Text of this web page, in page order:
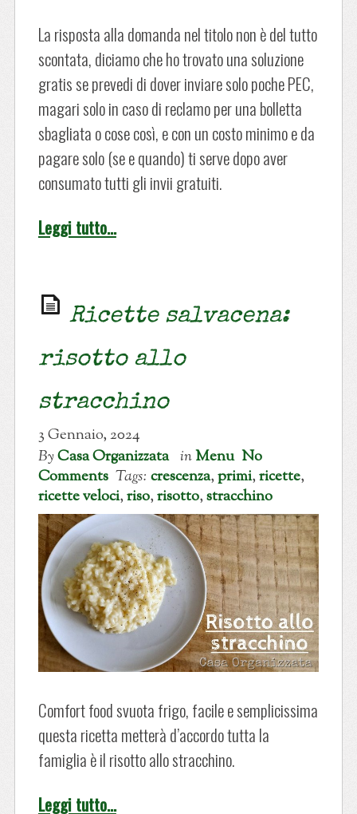
La risposta alla domanda nel titolo non è del tutto
scontata, diciamo che ho trovato una soluzione
gratis se prevedi di dover inviare solo poche PEC,
magari solo in caso di reclamo per una bolletta
sbagliata o cose così, e con un costo minimo e da
pagare solo (se e quando) ti serve dopo aver
consumato tutti gli invii gratuiti.
Leggi tutto…
Ricette salvacena:
risotto allo
stracchino
3 Gennaio, 2024
ByCasa Organizzata inMenu No
Comments Tags: crescenza,primi,ricette,
ricette veloci,riso,risotto,stracchino
Comfort food svuota frigo, facile e semplicissima
questa ricetta metterà d’accordo tutta la
famiglia è il risotto allo stracchino.
Leggi tutto…